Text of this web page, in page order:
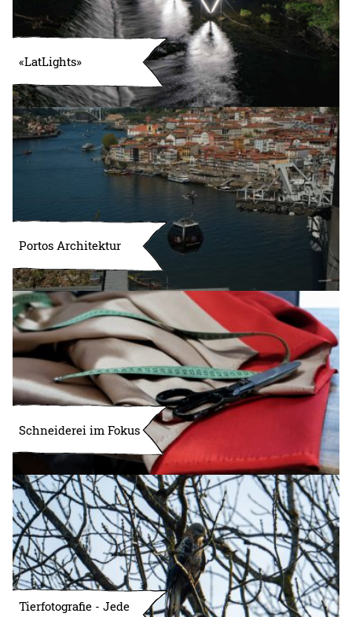
«LatLights»
Portos Architektur
Schneiderei im Fokus
Tierfotografie - Jede